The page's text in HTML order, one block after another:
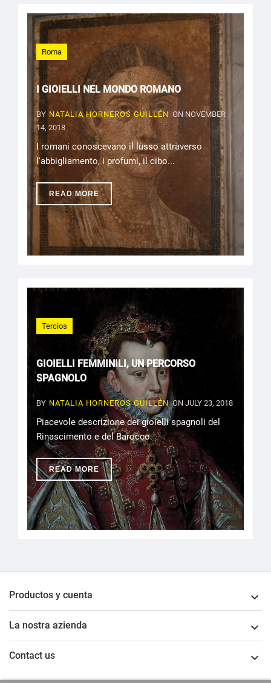
Roma
I GIOIELLI NEL MONDO ROMANO
BY NATALIA HORNEROS GUILLÉN ON NOVEMBER
14, 2018
I romani conoscevano il lusso attraverso
l'abbigliamento, i profumi, il cibo...
READ MORE
Tercios
GIOIELLI FEMMINILI, UN PERCORSO
SPAGNOLO
BY NATALIA HORNEROS GUILLÉNON JULY 23, 2018
Piacevole descrizione dei gioielli spagnoli del
Rinascimento e del Barocco.
READ MORE
Productos y cuenta 
La nostra azienda 
Contact us 